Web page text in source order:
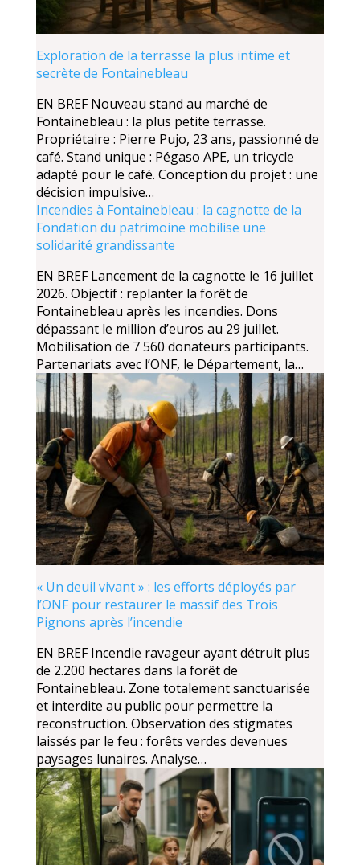
Exploration de la terrasse la plus intime et
secrète de Fontainebleau
EN BREF Nouveau stand au marché de
Fontainebleau : la plus petite terrasse.
Propriétaire : Pierre Pujo, 23 ans, passionné de
café. Stand unique : Pégaso APE, un tricycle
adapté pour le café. Conception du projet : une
décision impulsive…
Incendies à Fontainebleau : la cagnotte de la
Fondation du patrimoine mobilise une
solidarité grandissante
EN BREF Lancement de la cagnotte le 16 juillet
2026. Objectif : replanter la forêt de
Fontainebleau après les incendies. Dons
dépassant le million d’euros au 29 juillet.
Mobilisation de 7 560 donateurs participants.
Partenariats avec l’ONF, le Département, la…
« Un deuil vivant » : les efforts déployés par
l’ONF pour restaurer le massif des Trois
Pignons après l’incendie
EN BREF Incendie ravageur ayant détruit plus
de 2.200 hectares dans la forêt de
Fontainebleau. Zone totalement sanctuarisée
et interdite au public pour permettre la
reconstruction. Observation des stigmates
laissés par le feu : forêts verdes devenues
paysages lunaires. Analyse…